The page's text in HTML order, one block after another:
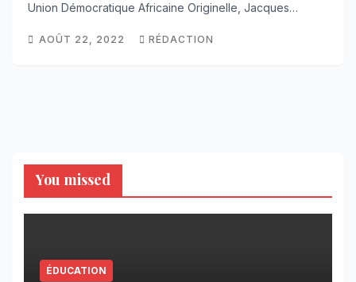
Union Démocratique Africaine Originelle, Jacques…
AOÛT 22, 2022 RÉDACTION
You missed
ÉDUCATION